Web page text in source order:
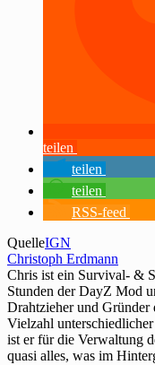
teilen
teilen
teilen
RSS-feed
QuelleIGN
Christoph Erdmann
Chris ist ein Survival- &
Stunden der DayZ Mod
Drahtzieher und Gründer
Vielzahl
ist er für die Verwaltung
quasi alles, was im